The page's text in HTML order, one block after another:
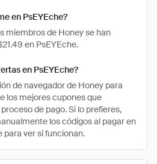
en PsEYEche?
miembros de Honey se han
en PsEYEche.
en PsEYEche?
de navegador de Honey para
los mejores cupones que
de pago. Si lo prefieres,
los códigos al pagar en
para ver si funcionan.